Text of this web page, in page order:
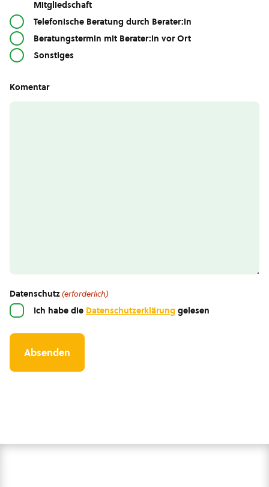
Mitgliedschaft
Telefonische Beratung durch Berater:in
Beratungstermin mit Berater:in vor Ort
Sonstiges
Komentar
Datenschutz(erforderlich)
Ich habe die Datenschutzerklärung gelesen